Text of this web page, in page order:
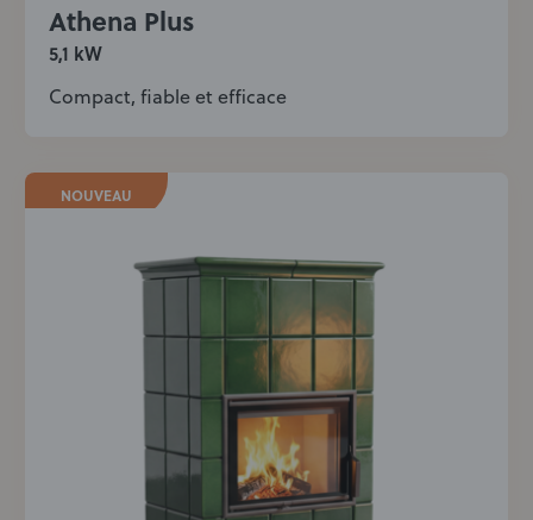
Athena Plus
5,1 kW
Compact, fiable et efficace
NOUVEAU